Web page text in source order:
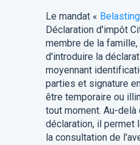
Le mandat «
Déclaration d'impôt
membre de la famille,
d'introduire la
moyennant
parties et signature
être temporaire ou
tout moment. Au-
déclaration, il permet
la consultation de